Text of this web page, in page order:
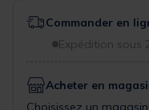
Commander en
Expédition sous
Acheter en